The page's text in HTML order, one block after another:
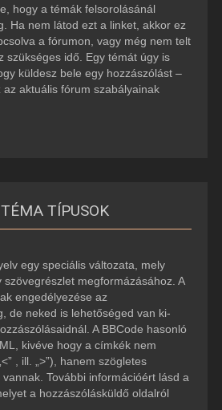
hogy a témák felsorolásánál
Ha nem látod ezt a linket, akkor ez
a fórumon, vagy még nem telt
szükséges idő. Egy témát úgy is
küldesz bele egy hozzászólást –
aktuális fórum szabályainak
TÍPUSOK
egy speciális változata, mely
megformázásához. A
engedélyezése az
de neked is lehetőséged van ki-
A BBCode hasonló
kivéve hogy a címkék nem
, ill. „>”), hanem szögletes
vannak. További információért lásd a
a hozzászólásküldő oldalról